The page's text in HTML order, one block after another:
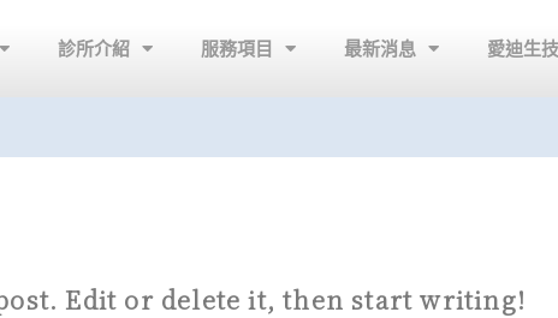
診所介紹 服務項目 最新消息 愛迪生技
Edit or delete it, then start writing!